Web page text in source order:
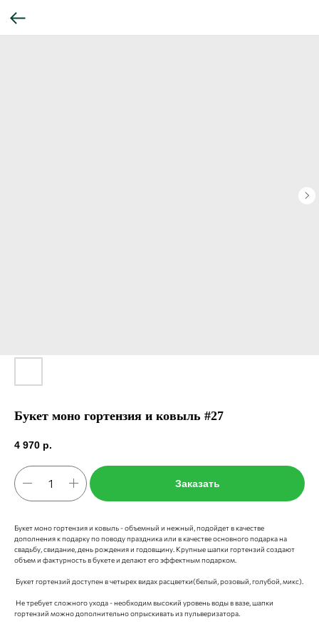
Букет моно гортензия и ковыль #27
4 970 р.
Заказать
Букет моно гортензия и ковыль - объемный и нежный, подойдет в качестве
дополнения к подарку по поводу праздника или в качестве основного подарка на
свадьбу, свидание, день рождения и годовщину. Крупные шапки гортензий создают
объем и фактурность в букете и делают его эффектным подарком.
Букет гортензий доступен в четырех видах расцветки(белый, розовый, голубой, микс).
Не требует сложного ухода - необходим высокий уровень воды в вазе, шапки
гортензий можно дополнительно опрыскивать из пульверизатора.